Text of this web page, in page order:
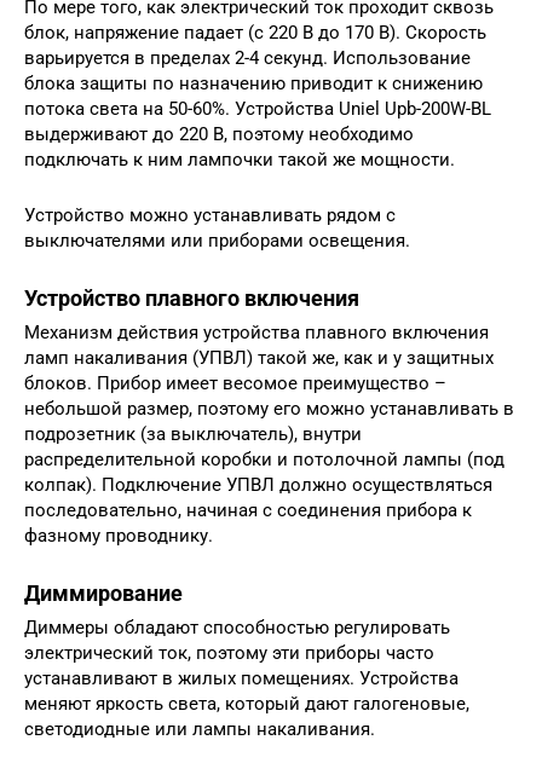
По мере того, как электрический ток проходит сквозь
блок, напряжение падает (с 220 В до 170 В). Скорость
варьируется в пределах 2-4 секунд. Использование
блока защиты по назначению приводит к снижению
потока света на 50-60%. Устройства Uniel Upb-200W-BL
выдерживают до 220 В, поэтому необходимо
подключать к ним лампочки такой же мощности.
Устройство можно устанавливать рядом с
выключателями или приборами освещения.
Устройство плавного включения
Механизм действия устройства плавного включения
ламп накаливания (УПВЛ) такой же, как и у защитных
блоков. Прибор имеет весомое преимущество –
небольшой размер, поэтому его можно устанавливать в
подрозетник (за выключатель), внутри
распределительной коробки и потолочной лампы (под
колпак). Подключение УПВЛ должно осуществляться
последовательно, начиная с соединения прибора к
фазному проводнику.
Диммирование
Диммеры обладают способностью регулировать
электрический ток, поэтому эти приборы часто
устанавливают в жилых помещениях. Устройства
меняют яркость света, который дают галогеновые,
светодиодные или лампы накаливания.